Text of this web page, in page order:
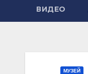
ВИДЕО
МУЗЕЙ